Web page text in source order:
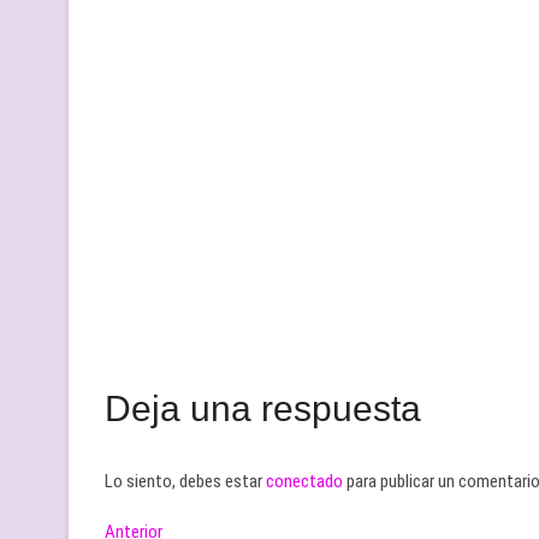
Deja una respuesta
Lo siento, debes estarconectado para publicar un
AnteriorEntrada